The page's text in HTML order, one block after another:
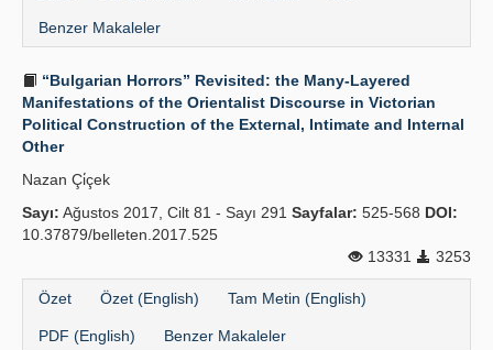
Benzer Makaleler
“Bulgarian Horrors” Revisited: the Many-Layered
Manifestations of the Orientalist Discourse in Victorian
Political Construction of the External, Intimate and Internal
Other
Nazan Çi̇çek
Sayı: Ağustos 2017, Cilt 81 - Sayı 291 Sayfalar: 525-568 DOI:
10.37879/belleten.2017.525
13331
3253
Özet Özet (English) Tam Metin (English)
PDF (English) Benzer Makaleler